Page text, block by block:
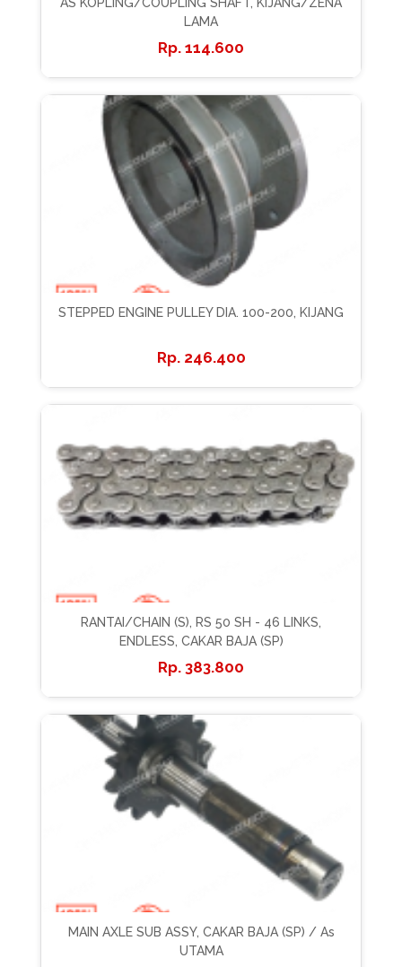
AS KOPLING/COUPLING SHAFT, KIJANG/ZENA
LAMA
114.600
STEPPED ENGINE PULLEY DIA. 100-200, KIJANG
246.400
RANTAI/CHAIN (S), RS 50 SH - 46 LINKS,
ENDLESS, CAKAR BAJA (SP)
383.800
MAIN AXLE SUB ASSY, CAKAR BAJA (SP) / As
UTAMA